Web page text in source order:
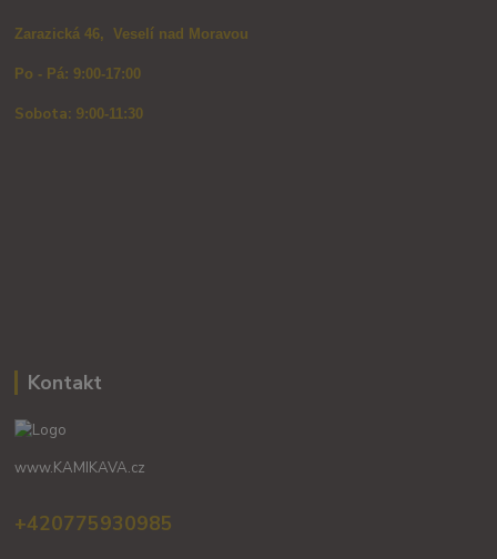
Zarazická 46, Veselí nad Moravou
Po - Pá: 9:00-17:00
Sobota: 9:00-11:30
Kontakt
www.KAMIKAVA.cz
+420775930985